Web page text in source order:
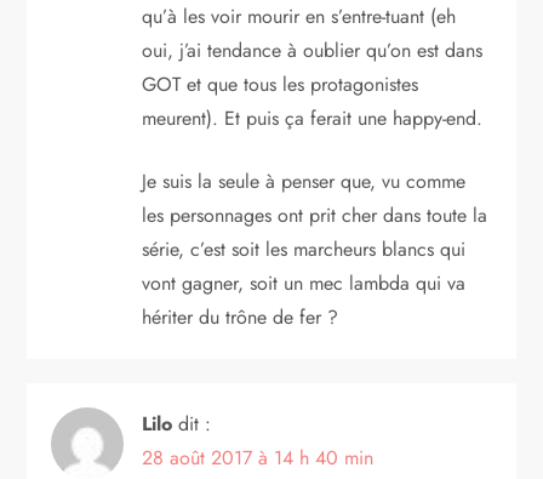
qu’à les voir mourir en s’entre-tuant (eh
oui, j’ai tendance à oublier qu’on est dans
GOT et que tous les protagonistes
meurent). Et puis ça ferait une happy-end.
Je suis la seule à penser que, vu comme
les personnages ont prit cher dans toute la
série, c’est soit les marcheurs blancs qui
vont gagner, soit un mec lambda qui va
hériter du trône de fer ?
Lilo dit :
28 août 2017 à 14 h 40 min